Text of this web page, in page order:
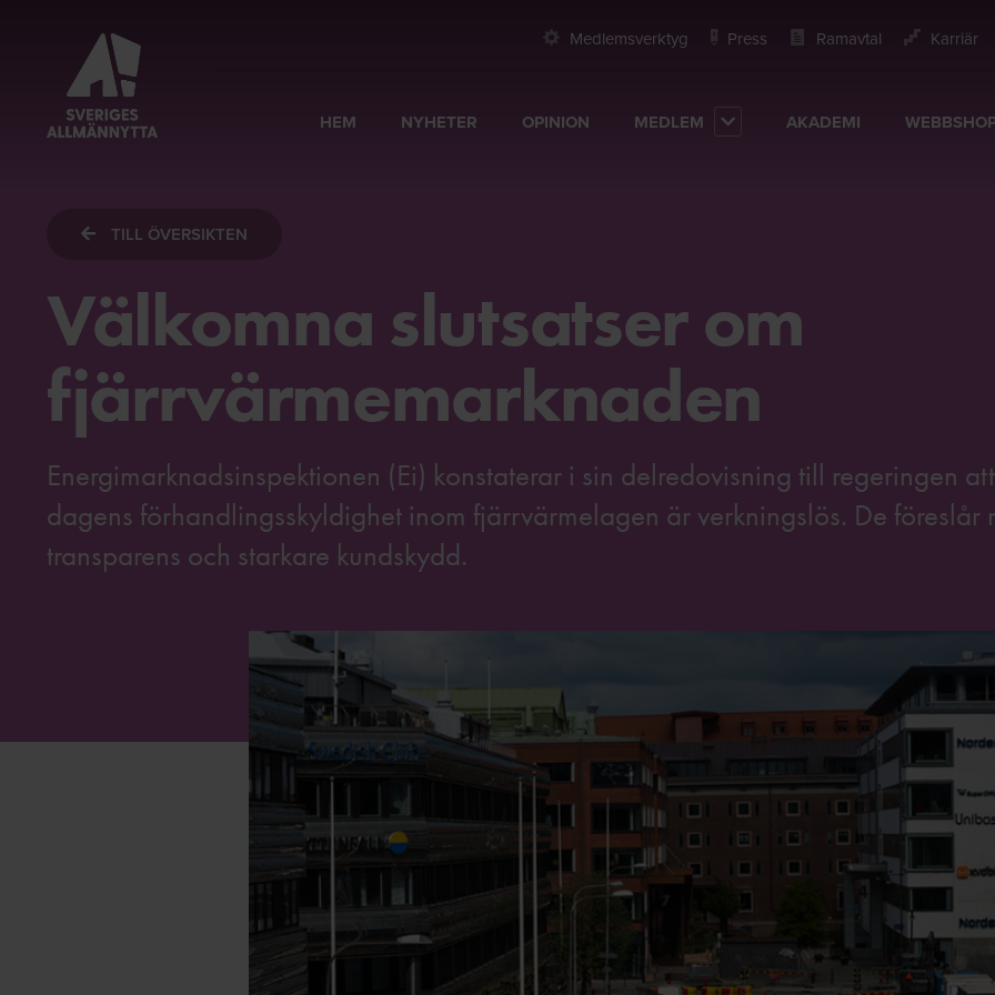
Medlemsverktyg Press Ramavtal Karriär
HEM NYHETER OPINION MEDLEM AKADEMI
TILL ÖVERSIKTEN
Välkomna slutsatser om
fjärrvärmemarknaden
Energimarknadsinspektionen (Ei) konstaterar i sin delredovisning till regeringen att
dagens förhandlingsskyldighet inom fjärrvärmelagen är verkningslös. De föreslår
transparens och starkare kundskydd.